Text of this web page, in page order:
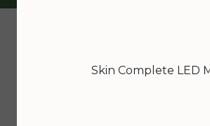
Skin Complete LED